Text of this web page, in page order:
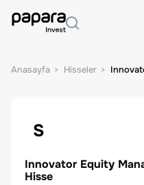
Anasayfa Hisseler
S
Innovator Equity
Hisse